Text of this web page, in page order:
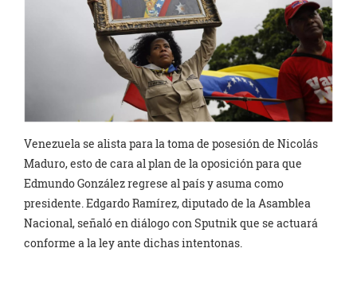
Venezuela se alista para la toma de posesión de Nicolás
Maduro, esto de cara al plan de la oposición para que
Edmundo González regrese al país y asuma como
presidente. Edgardo Ramírez, diputado de la Asamblea
Nacional, señaló en diálogo con Sputnik que se actuará
conforme a la ley ante dichas intentonas.